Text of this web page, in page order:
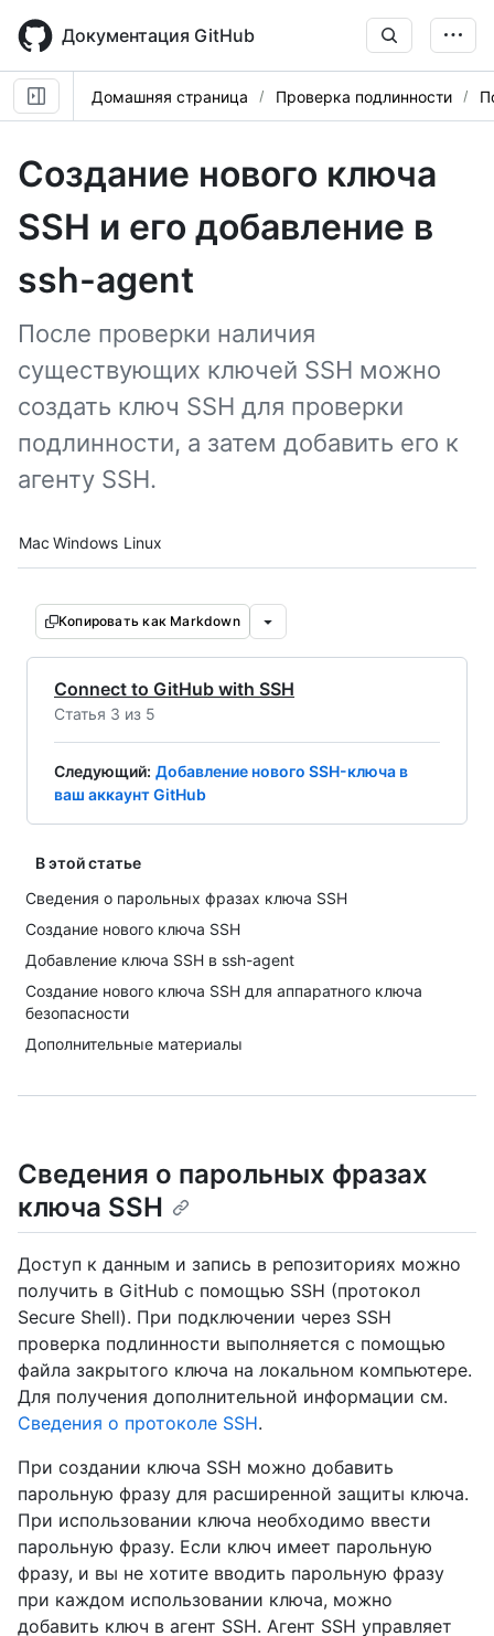
main
content
Документация GitHub
Домашняя страница Проверка подлинности
Создание нового ключа
SSH и его добавление в
ssh-agent
После проверки наличия
существующих ключей SSH можно
создать ключ SSH для проверки
подлинности, а затем добавить его к
агенту SSH.
Platform navigation
Mac Windows Linux
Копировать как Markdown
Connect to GitHub with SSH
Статья 3 из 5
Следующий: Добавление нового SSH-ключа в
ваш аккаунт GitHub
В этой статье
Сведения о парольных фразах ключа SSH
Создание нового ключа SSH
Добавление ключа SSH в ssh-agent
Создание нового ключа SSH для аппаратного ключа
безопасности
Дополнительные материалы
Сведения о парольных фразах
ключа SSH
Доступ к данным и запись в репозиториях можно
получить в GitHub с помощью SSH (протокол
Secure Shell). При подключении через SSH
проверка подлинности выполняется с помощью
файла закрытого ключа на локальном компьютере.
Для получения дополнительной информации см.
Сведения о протоколе SSH.
При создании ключа SSH можно добавить
парольную фразу для расширенной защиты ключа.
При использовании ключа необходимо ввести
парольную фразу. Если ключ имеет парольную
фразу, и вы не хотите вводить парольную фразу
при каждом использовании ключа, можно
добавить ключ в агент SSH. Агент SSH управляет